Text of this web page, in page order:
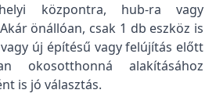
helyi központra, hub-ra vagy
önállóan, csak 1 db eszköz is
új építésű vagy felújítás előtt
okosotthonná alakításához
is jó választás.